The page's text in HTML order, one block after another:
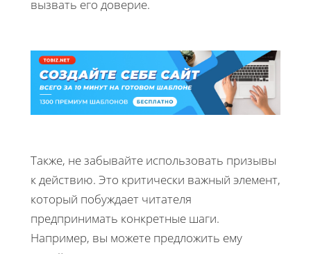
вызвать его доверие.
Также, не забывайте использовать призывы
к действию. Это критически важный элемент,
который побуждает читателя
предпринимать конкретные шаги.
Например, вы можете предложить ему